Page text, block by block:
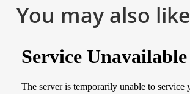
You may also like